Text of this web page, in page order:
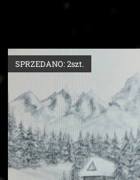
SPRZEDANO: 2szt.